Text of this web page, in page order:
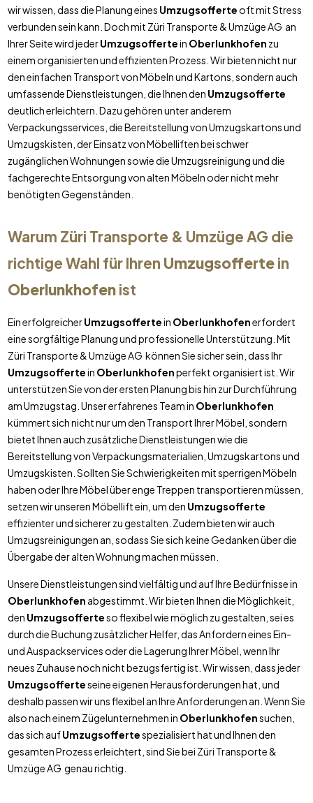
wir wissen, dass die Planung eines Umzugsofferteoft mit Stress
verbunden sein kann. Doch mit Züri Transporte & Umzüge AG an
Ihrer Seite wird jederUmzugsoffertein Oberlunkhofen zu
einem organisierten und effizienten Prozess. Wir bieten nicht nur
den einfachen Transport von Möbeln und Kartons, sondern auch
umfassende Dienstleistungen, die Ihnen den Umzugsofferte
deutlich erleichtern. Dazu gehören unter anderem
Verpackungsservices, die Bereitstellung von Umzugskartons und
Umzugskisten, der Einsatz von Möbelliften bei schwer
zugänglichen Wohnungen sowie die Umzugsreinigung und die
fachgerechte Entsorgung von alten Möbeln oder nicht mehr
benötigten Gegenständen.
Warum Züri Transporte & Umzüge AG die
richtige Wahl für Ihren Umzugsoffertein
Oberlunkhofenist
Ein erfolgreicherUmzugsoffertein Oberlunkhofenerfordert
eine sorgfältige Planung und professionelle Unterstützung. Mit
Züri Transporte & Umzüge AG können Sie sicher sein, dass Ihr
Umzugsoffertein Oberlunkhofenperfekt organisiert ist. Wir
unterstützen Sie von der ersten Planung bis hin zur Durchführung
am Umzugstag. Unser erfahrenes Team in Oberlunkhofen
kümmert sich nicht nur um den Transport Ihrer Möbel, sondern
bietet Ihnen auch zusätzliche Dienstleistungen wie die
Bereitstellung von Verpackungsmaterialien, Umzugskartons und
Umzugskisten. Sollten Sie Schwierigkeiten mit sperrigen Möbeln
haben oder Ihre Möbel über enge Treppen transportieren müssen,
setzen wir unseren Möbellift ein, um den Umzugsofferte
effizienter und sicherer zu gestalten. Zudem bieten wir auch
Umzugsreinigungen an, sodass Sie sich keine Gedanken über die
Übergabe der alten Wohnung machen müssen.
Unsere Dienstleistungen sind vielfältig und auf Ihre Bedürfnisse in
Oberlunkhofen abgestimmt. Wir bieten Ihnen die Möglichkeit,
den Umzugsofferteso flexibel wie möglich zu gestalten, sei es
durch die Buchung zusätzlicher Helfer, das Anfordern eines Ein-
und Auspackservices oder die Lagerung Ihrer Möbel, wenn Ihr
neues Zuhause noch nicht bezugsfertig ist. Wir wissen, dass jeder
Umzugsofferteseine eigenen Herausforderungen hat, und
deshalb passen wir uns flexibel an Ihre Anforderungen an. Wenn Sie
also nach einem Zügelunternehmen in Oberlunkhofensuchen,
das sich aufUmzugsoffertespezialisiert hat und Ihnen den
gesamten Prozess erleichtert, sind Sie bei Züri Transporte &
Umzüge AG genau richtig.